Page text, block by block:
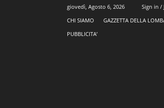
giovedì, Agosto 6, 2026
Sign in /
CHI SIAMO
GAZZETTA DELLA
PUBBLICITA’